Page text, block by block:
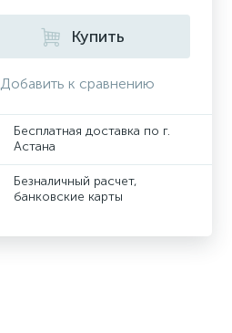
Купить
Добавить к сравнению
Бесплатная доставка по г.
Астана
Безналичный расчет,
банковские карты